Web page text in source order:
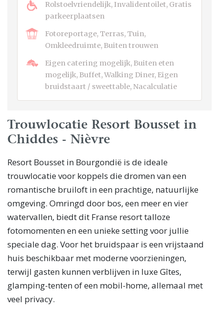
Rolstoelvriendelijk, Invalidentoilet, Gratis
parkeerplaatsen
Fotoreportage, Terras, Tuin,
Omkleedruimte, Buiten trouwen
Eigen catering mogelijk, Buiten eten
mogelijk, Buffet, Walking Diner, Eigen
bruidstaart / sweettable, Nacalculatie
Trouwlocatie Resort Bousset in
Chiddes - Nièvre
Resort Bousset in Bourgondië is de ideale
trouwlocatie voor koppels die dromen van een
romantische bruiloft in een prachtige, natuurlijke
omgeving. Omringd door bos, een meer en vier
watervallen, biedt dit Franse resort talloze
fotomomenten en een unieke setting voor jullie
speciale dag. Voor het bruidspaar is een vrijstaand
huis beschikbaar met moderne voorzieningen,
terwijl gasten kunnen verblijven in luxe Gîtes,
glamping-tenten of een mobil-home, allemaal met
veel privacy.